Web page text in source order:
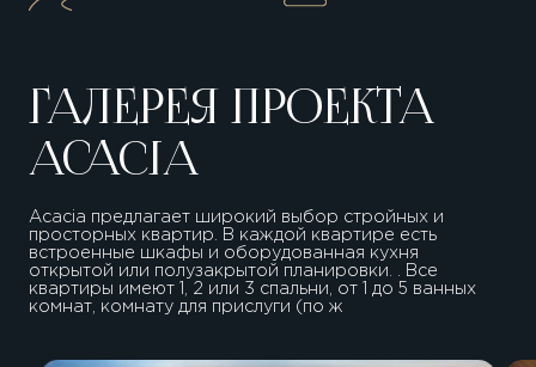
ГАЛЕРЕЯ ПРОЕКТА
ACACIA
Acacia предлагает широкий выбор стройных и
просторных квартир. В каждой квартире есть
встроенные шкафы и оборудованная кухня
открытой или полузакрытой планировки. . Все
квартиры имеют 1, 2 или 3 спальни, от 1 до 5 ванных
комнат, комнату для прислуги (по ж